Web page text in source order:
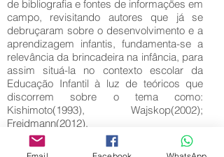
de bibliografia e fontes de informações em
campo, revisitando autores que já se
debruçaram sobre o desenvolvimento e a
aprendizagem infantis, fundamenta-se a
relevância da brincadeira na infância, para
assim situá-la no contexto escolar da
Educação Infantil à luz de teóricos que
discorrem sobre o tema como:
Kishimoto(1993), Wajskop(2002);
Freidmann(2012).
Key words: